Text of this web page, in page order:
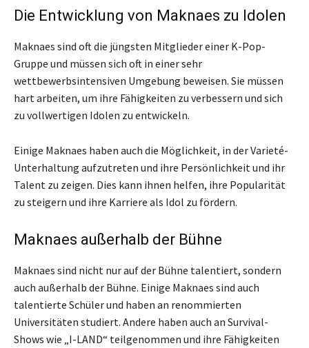
Die Entwicklung von Maknaes zu Idolen
Maknaes sind oft die jüngsten Mitglieder einer K-Pop-
Gruppe und müssen sich oft in einer sehr
wettbewerbsintensiven Umgebung beweisen. Sie müssen
hart arbeiten, um ihre Fähigkeiten zu verbessern und sich
zu vollwertigen Idolen zu entwickeln.
Einige Maknaes haben auch die Möglichkeit, in der Varieté-
Unterhaltung aufzutreten und ihre Persönlichkeit und ihr
Talent zu zeigen. Dies kann ihnen helfen, ihre Popularität
zu steigern und ihre Karriere als Idol zu fördern.
Maknaes außerhalb der Bühne
Maknaes sind nicht nur auf der Bühne talentiert, sondern
auch außerhalb der Bühne. Einige Maknaes sind auch
talentierte Schüler und haben an renommierten
Universitäten studiert. Andere haben auch an Survival-
Shows wie „I-LAND“ teilgenommen und ihre Fähigkeiten